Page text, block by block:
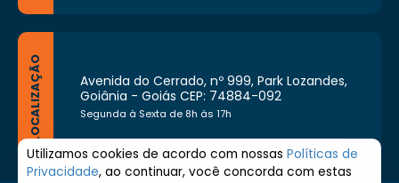
LOCALIZAÇÃO
Avenida do Cerrado, nº 999, Park Lozandes,
Goiânia - Goiás CEP: 74884-092
Segunda à Sexta de 8h às 17h
Utilizamos cookies de acordo com nossas Políticas de
Privacidade, ao continuar, você concorda com estas